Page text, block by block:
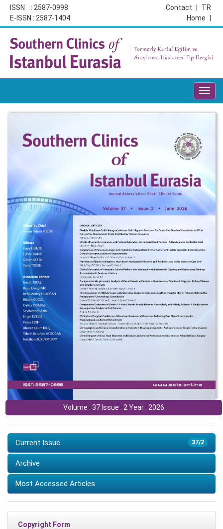
ISSN : 2587-0998
E-ISSN : 2587-1404
TR
Contact
Home
Volume : 37 Issue : 2 Year : 2026
37/2
Current Issue
Archive
Most Accessed Articles
Copyright Form